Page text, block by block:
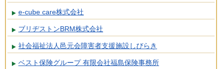
e-cube care株式会社
ブリヂストンBRM株式会社
社会福祉法人邑元会障害者支援施設しびらき
ベスト保険グループ 有限会社福島保険事務所